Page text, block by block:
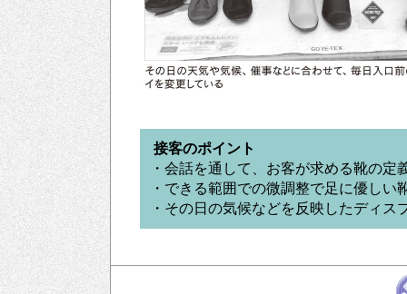
接客のポイント
・会話を通して、お客が求める靴の定
・できる範囲での微調整で足に優しい
・その日の気候などを反映したディ